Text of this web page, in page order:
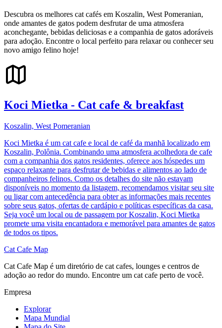
Descubra os melhores cat cafés em Koszalin, West Pomeranian,
onde amantes de gatos podem desfrutar de uma atmosfera
aconchegante, bebidas deliciosas e a companhia de gatos adoráveis
para adoção. Encontre o local perfeito para relaxar ou conhecer seu
novo amigo felino hoje!
Koci Mietka - Cat cafe & breakfast
Koszalin, West Pomeranian
Koci Mietka é um cat cafe e local de café da manhã localizado em
Koszalin, Polônia. Combinando uma atmosfera acolhedora de cafe
com a companhia dos gatos residentes, oferece aos hóspedes um
espaço relaxante para desfrutar de bebidas e alimentos ao lado de
companheiros felinos. Como os detalhes do site não estavam
disponíveis no momento da listagem, recomendamos visitar seu site
ou ligar com antecedência para obter as informações mais recentes
sobre seus gatos, ofertas de cardápio e políticas específicas da casa.
Seja você um local ou de passagem por Koszalin, Koci Mietka
promete uma visita encantadora e memorável para amantes de gatos
de todos os tipos.
Cat Cafe Map
Cat Cafe Map é um diretório de cat cafes, lounges e centros de
adoção ao redor do mundo. Encontre um cat cafe perto de você.
Empresa
Explorar
Mapa Mundial